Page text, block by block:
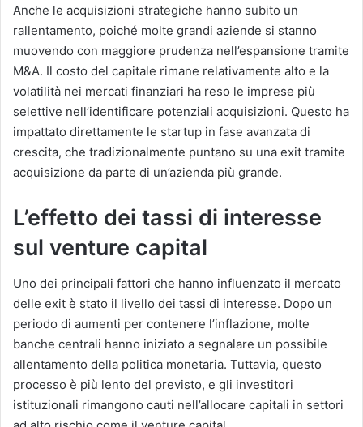
Anche le acquisizioni strategiche hanno subito un
rallentamento, poiché molte grandi aziende si stanno
muovendo con maggiore prudenza nell’espansione tramite
M&A. Il costo del capitale rimane relativamente alto e la
volatilità nei mercati finanziari ha reso le imprese più
selettive nell’identificare potenziali acquisizioni. Questo ha
impattato direttamente le startup in fase avanzata di
crescita, che tradizionalmente puntano su una exit tramite
acquisizione da parte di un’azienda più grande.
L’effetto dei tassi di interesse
sul venture capital
Uno dei principali fattori che hanno influenzato il mercato
delle exit è stato il livello dei tassi di interesse. Dopo un
periodo di aumenti per contenere l’inflazione, molte
banche centrali hanno iniziato a segnalare un possibile
allentamento della politica monetaria. Tuttavia, questo
processo è più lento del previsto, e gli investitori
istituzionali rimangono cauti nell’allocare capitali in settori